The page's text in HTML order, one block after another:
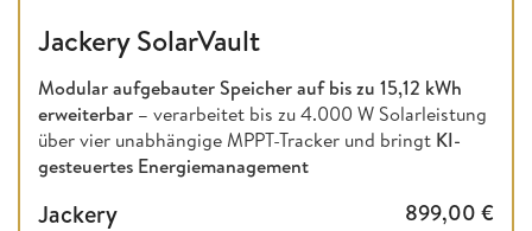
Jackery SolarVault
Modular aufgebauter Speicher auf bis zu 15,12 kWh
erweiterbar – verarbeitet bis zu 4.000 W Solarleistung
über vier unabhängige MPPT-Tracker und bringt KI-
gesteuertes Energiemanagement
Jackery 899,00 €